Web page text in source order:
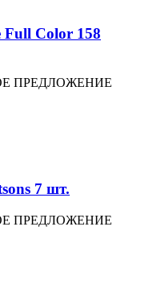
Full Color 158
ПРЕДЛОЖЕНИЕ
7 шт.
ПРЕДЛОЖЕНИЕ